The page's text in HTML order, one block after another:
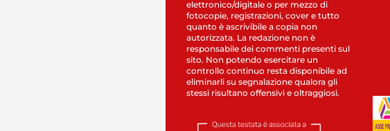
elettronico/digitale o per mezzo di
fotocopie, registrazioni, cover e tutto
quanto è ascrivibile a copia non
autorizzata. La redazione non è
responsabile dei commenti presenti sul
sito. Non potendo esercitare un
controllo continuo resta disponibile ad
eliminarli su segnalazione qualora gli
stessi risultano offensivi e oltraggiosi.